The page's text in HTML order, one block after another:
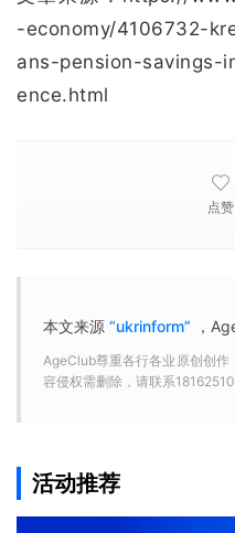
-economy/4106732-
ans-pension-savings-
ence.html
点赞
本文来源 “ukrinform” ，
AgeClub尊重各行各业原创创
容侵权需删除，请联系
活动推荐